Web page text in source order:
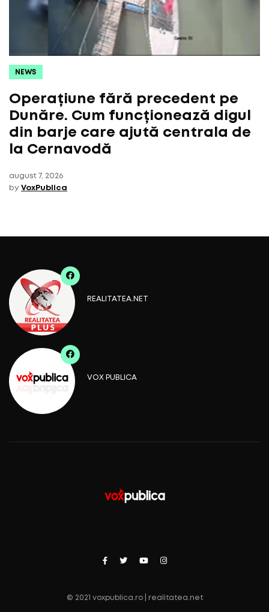
NEWS
Operațiune fără precedent pe
Dunăre. Cum funcționează digul
din barje care ajută centrala de
la Cernavodă
august 7, 2026
by VoxPublica
REALITATEA.NET
VOX PUBLICA
© 2021 voxpublica.ro | realitatea.net